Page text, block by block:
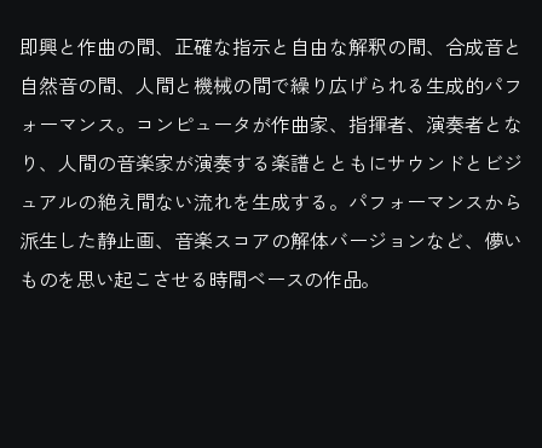
即興と作曲の間、正確な指示と自由な解釈の間、合成音と
自然音の間、人間と機械の間で繰り広げられる生成的パフ
ォーマンス。コンピュータが作曲家、指揮者、演奏者とな
り、人間の音楽家が演奏する楽譜とともにサウンドとビジ
ュアルの絶え間ない流れを生成する。パフォーマンスから
派生した静止画、音楽スコアの解体バージョンなど、儚い
ものを思い起こさせる時間ベースの作品。